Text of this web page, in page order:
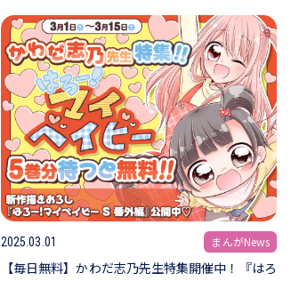
2025.03.01 まんがNews
【毎日無料】かわだ志乃先生特集開催中！『はろ